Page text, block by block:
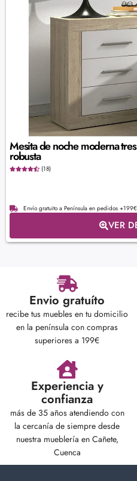
Mesita de noche moderna
robusta
(18)
Envío gratuito a Península en pedidos +199€
VER
Envio gratuíto
recibe tus muebles en tu domicilio
en la península con compras
superiores a 199€
Experiencia y
confianza
más de 35 años atendiendo con
la cercanía de siempre desde
nuestra mueblería en Cañete,
Cuenca